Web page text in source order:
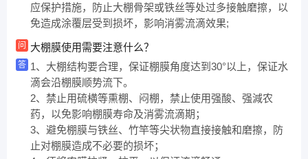
应保护措施，防止大棚骨架或铁丝等处过多接触磨擦，以
免造成涂覆层受到损坏，影响消雾流滴效果;
问 大棚膜使用需要注意什么？
答 1、大棚结构要合理，保证棚膜角度达到30°以上，保证水
滴会沿棚膜顺势流下。
2、禁止用硫横等熏棚、闷棚，禁止使用强酸、强減农
药，以免影响棚膜寿命及消雾流滴期；
3、避免棚膜与铁丝、竹竿等尖状物直接接触和磨擦，防
止对棚膜造成不必要的损坏；